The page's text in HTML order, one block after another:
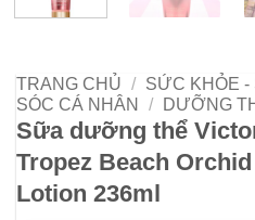
TRANG CHỦ / SỨC KHỎE
SÓC CÁ NHÂN
/ DƯỠNG
Sữa dưỡng thể
Tropez Beach
Lotion 236ml